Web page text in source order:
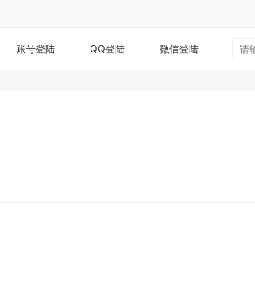
账号登陆 QQ登陆 微信登陆